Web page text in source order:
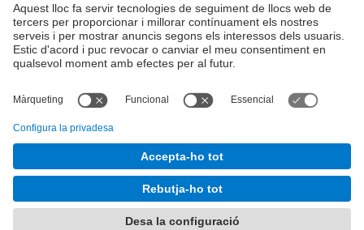
Consell de Govern
Comissions del Consell de Govern
Consell Acadèmic
Claustre Universitari
Comissions del Consell Social
Desenvolupat amb